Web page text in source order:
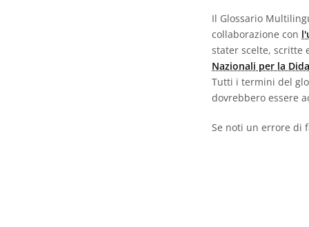
Il Glossario
collaborazione con
stater scelte, scritte
Nazionali per la
Tutti i termini del
dovrebbero essere
Se noti un errore di